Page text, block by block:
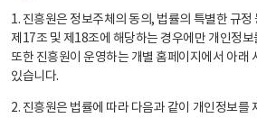
1. 진흥원은 정보주체의 동의, 법률의 특별한 규정
제17조 및 제18조에 해당하는 경우에만 개인정
또한 진흥원이 운영하는 개별 홈페이지에서 아래
있습니다.
2. 진흥원은 법률에 따라 다음과 같이 개인정보를